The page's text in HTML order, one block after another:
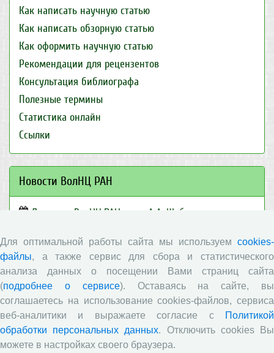
Как написать научную статью
Как написать обзорную статью
Как оформить научную статью
Рекомендации для рецензентов
Консультация библиографа
Полезные термины
Статистика онлайн
Ссылки
Новости ВолНЦ РАН
Директор ВолНЦ РАН д.э.н. А.А. Шабунова приняла
за выборами в Общественной палате Вологодской
области
Опубликованы материалы X юбилейной
Всероссийской научно-практической конференции с
международным участием «Стратегия и тактика
реализации социально-экономических реформ:
национальные приоритеты и проекты», приуроченной к
35-летию Центра
Опубликованы материалы XI Международной научно-
Для оптимальной работы сайта мы используем cookies-
файлы, а также сервис для сбора и статистического
анализа данных о посещении Вами страниц сайта
(подробнее о сервисе). Оставаясь на сайте, вы
соглашаетесь на использование cookies-файлов, сервиса
веб-аналитики и выражаете согласие с
Политикой
обработки персональных данных. Отключить cookies Вы
можете в настройках своего браузера.